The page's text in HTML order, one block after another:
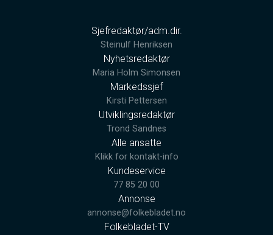
Sjefredaktør/adm.dir.
Steinulf Henriksen
Nyhetsredaktør
Maria Holm Simonsen
Markedssjef
Kirsti Pettersen
Utviklingsredaktør
Trond Sandnes
Alle ansatte
Klikk for kontakt-info
Kundeservice
77 85 20 00
Annonse
annonse@folkebladet.no
Folkebladet-TV